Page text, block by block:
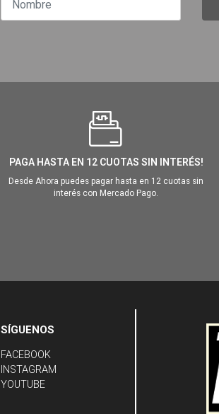
PAGA HASTA EN 12 CUOTAS SIN INTERÉS!
Desde Ahora puedes pagar hasta en 12 cuotas sin
interés con Mercado Pago.
SÍGUENOS
FACEBOOK
INSTAGRAM
YOUTUBE